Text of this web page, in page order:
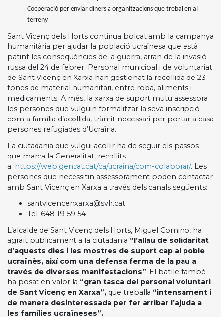
Cooperació per enviar diners a organitzacions que treballen al
terreny
Sant Vicenç dels Horts continua bolcat amb la campanya
humanitària per ajudar la població ucraïnesa que està
patint les conseqüències de la guerra, arran de la invasió
russa del 24 de febrer. Personal municipal i de voluntariat
de Sant Vicenç en Xarxa han gestionat la recollida de 23
tones de material humanitari, entre roba, aliments i
medicaments. A més, la xarxa de suport mutu assessora
les persones que vulguin formalitzar la seva inscripció
com a família d’acollida, tràmit necessari per portar a casa
persones refugiades d’Ucraïna.
La ciutadania que vulgui acollir ha de seguir els passos
que marca la Generalitat, recollits
a: https://web.gencat.cat/ca/ucraina/com-colaborar/. Les
persones que necessitin assessorament poden contactar
amb Sant Vicenç en Xarxa a través dels canals següents:
santvicencenxarxa@svh.cat
Tel. 648 19 59 54
L’alcalde de Sant Vicenç dels Horts, Miguel Comino, ha
agraït públicament a la ciutadania “l’allau de solidaritat
d’aquests dies i les mostres de suport cap al poble
ucraïnès, així com una defensa ferma de la pau a
través de diverses manifestacions”. El batlle també
ha posat en valor la “gran tasca del personal voluntari
de Sant Vicenç en Xarxa”, que treballa “intensament i
de manera desinteressada per fer arribar l’ajuda a
les famílies ucraïneses”.